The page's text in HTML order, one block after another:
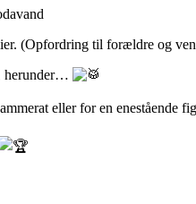
(Opfordring til forældre og
herunder…
eller for en enestående